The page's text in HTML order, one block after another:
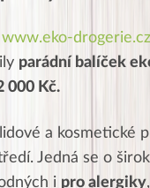
www.eko-drogerie.cz
parádní balíček
000 Kč.
a kosmetické
Jedná se o
i pro alergiky